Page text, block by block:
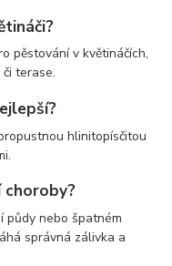
pěstování v květináčích,
terase.
hlinitopísčitou
choroby?
půdy nebo špatném
správná zálivka a